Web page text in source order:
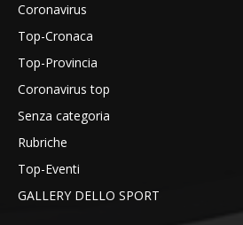
Coronavirus
Top-Cronaca
Top-Provincia
Coronavirus top
Senza categoria
Rubriche
Top-Eventi
GALLERY DELLO SPORT